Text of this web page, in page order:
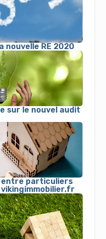
nouvelle RE 2020
sur le nouvel audit
entre particuliers